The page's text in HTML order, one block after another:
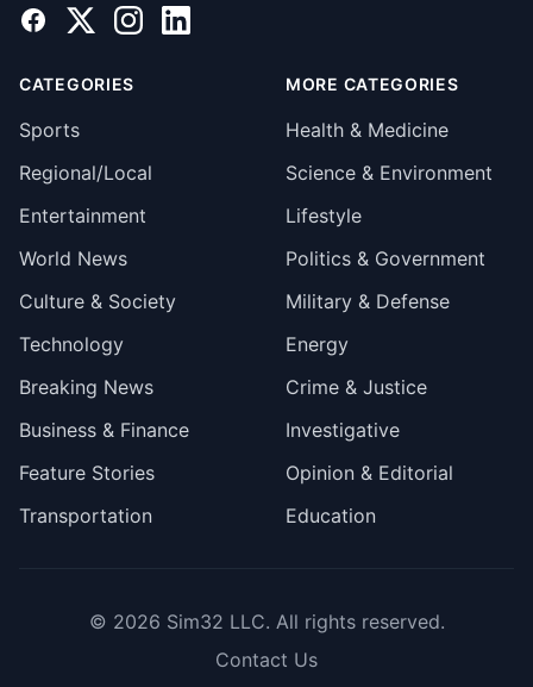
Facebook
X InstagramLinkedIn
CATEGORIES
Sports
Regional/Local
Entertainment
World News
Culture & Society
Technology
Breaking News
Business & Finance
Feature Stories
Transportation
MORE CATEGORIES
Health & Medicine
Science & Environment
Lifestyle
Politics & Government
Military & Defense
Energy
Crime & Justice
Investigative
Opinion & Editorial
Education
© 2026 Sim32 LLC. All rights reserved.
Contact Us